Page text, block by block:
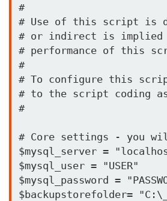
#
# Use of this script is
# or indirect is
# performance of this
#
# To configure this
# to the script coding
#
# Core settings - you
$mysql_server =
$mysql_user = "USER"
$mysql_password =
$backupstorefolder=